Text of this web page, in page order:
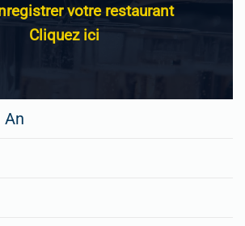
votre restaurant
Cliquez ici
An